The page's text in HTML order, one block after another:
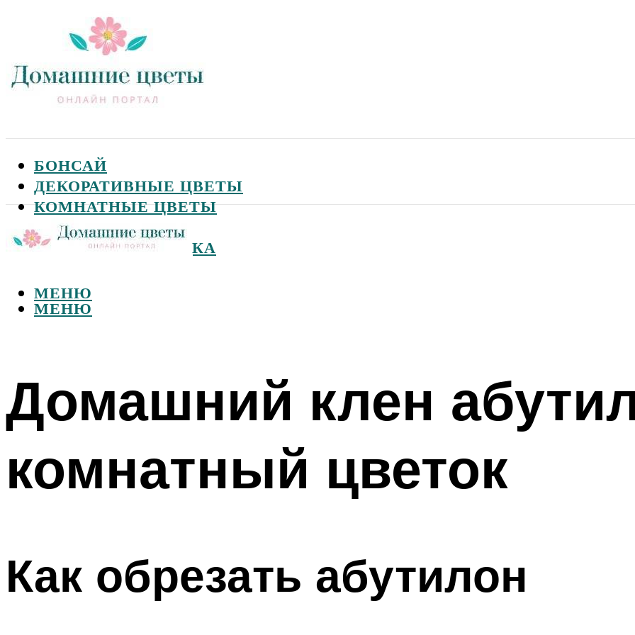
БОНСАЙ
ДЕКОРАТИВНЫЕ ЦВЕТЫ
КОМНАТНЫЕ ЦВЕТЫ
САДОВЫЕ ЦВЕТЫ
СЕМЕНА И ПОСАДКА
МЕНЮ
МЕНЮ
Домашний клен
комнатный цветок
Как обрезать абутилон